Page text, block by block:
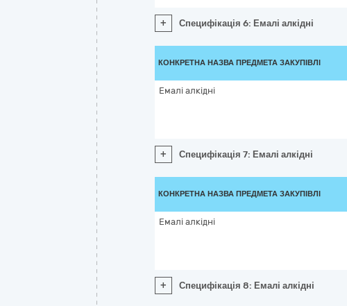
+ Специфікація 6: Емалі алкідні
КОНКРЕТНА НАЗВА ПРЕДМЕТА ЗАКУПІВЛІ
Емалі алкідні
+ Специфікація 7: Емалі алкідні
КОНКРЕТНА НАЗВА ПРЕДМЕТА ЗАКУПІВЛІ
Емалі алкідні
+ Специфікація 8: Емалі алкідні